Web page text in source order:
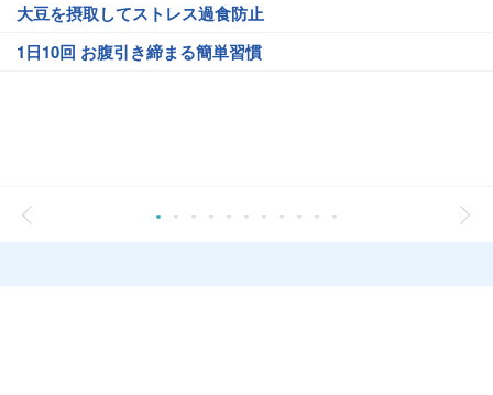
大豆を摂取してストレス過食防止
1日10回 お腹引き締まる簡単習慣